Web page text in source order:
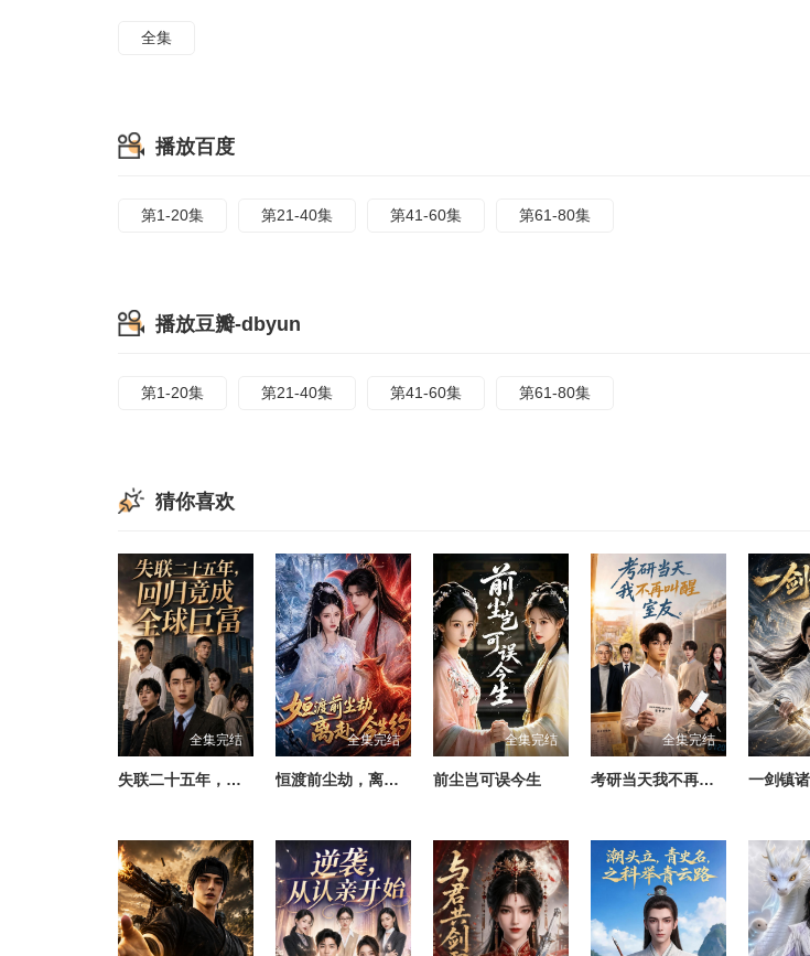
全集
播放百度
第1-20集 第21-40集 第41-60集 第61-80集
播放豆瓣-dbyun
第1-20集 第21-40集 第41-60集 第61-80集
猜你喜欢
全集完结
失联二十五年，回归竟成全球巨富
全集完结
恒渡前尘劫，离赴今生约
全集完结
前尘岂可误今生
全集完结
考研当天我不再叫醒室友 一剑镇